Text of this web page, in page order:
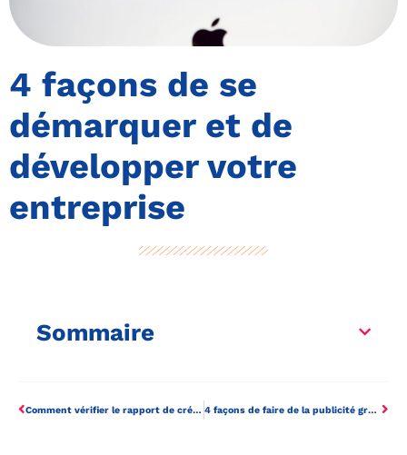
4 façons de se
démarquer et de
développer votre
entreprise
Sommaire
Comment vérifier le rapport de crédit gratuit par l’intermédiaire de RBC Banque 4 façons de faire de la publicité gratuite pour votre entreprise